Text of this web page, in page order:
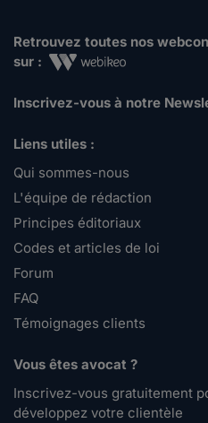
Retrouvez toutes nos
sur :
Inscrivez-vous à notre
Liens utiles :
Qui sommes-nous
L'équipe de rédaction
Principes éditoriaux
Codes et articles de loi
Forum
FAQ
Témoignages clients
Vous êtes avocat ?
Inscrivez-vous gratuitement
développez votre clientèle